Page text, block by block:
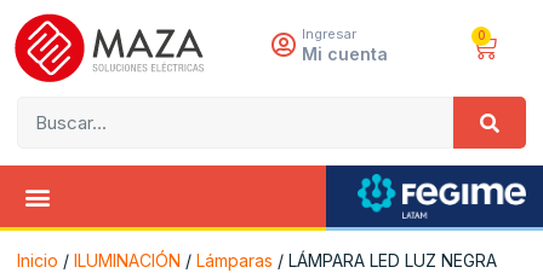
Ingresar
Mi cuenta
0
Inicio / ILUMINACIÓN / Lámparas / LÁMPARA LED LUZ NEGRA